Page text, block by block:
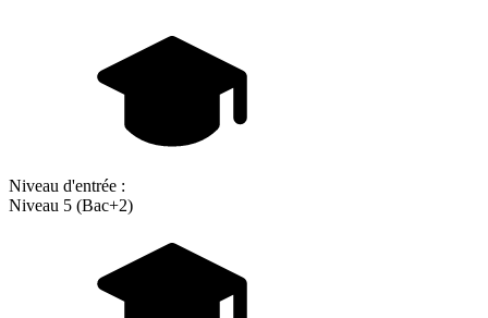
Niveau d'entrée :
Niveau 5 (Bac+2)